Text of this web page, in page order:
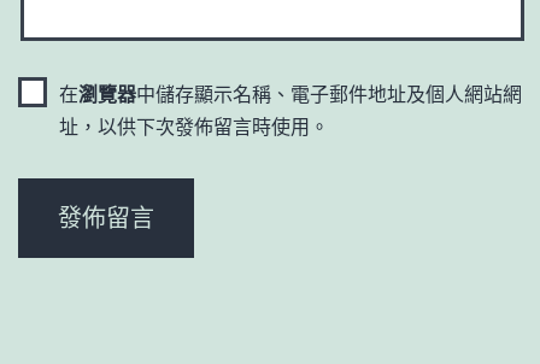
在瀏覽器中儲存顯示名稱、電子郵件地址及個人網站網
址，以供下次發佈留言時使用。